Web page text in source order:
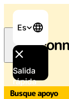
Es
Salida
rápida
Inicio
Busque apoyo